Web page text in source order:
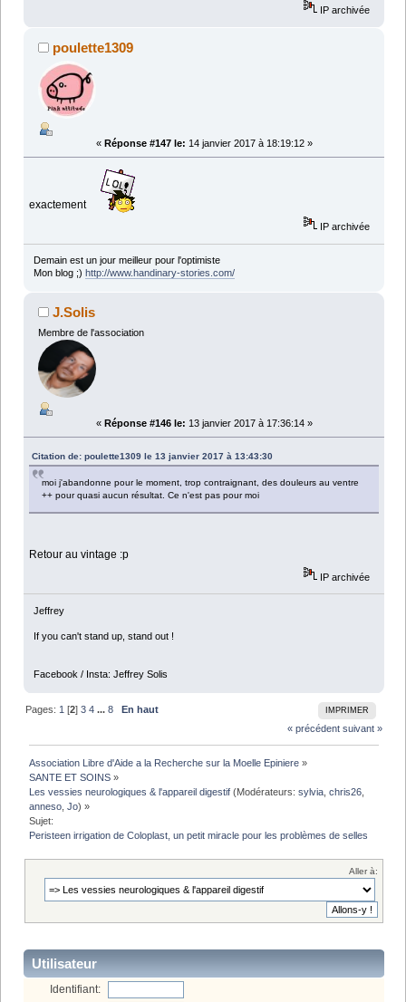
IP archivée
poulette1309
« Réponse #147 le: 14 janvier 2017 à 18:19:12 »
exactement
IP archivée
Demain est un jour meilleur pour l'optimiste
Mon blog ;) http://www.handinary-stories.com/
J.Solis
Membre de l'association
« Réponse #146 le: 13 janvier 2017 à 17:36:14 »
Citation de: poulette1309 le 13 janvier 2017 à 13:43:30
moi j'abandonne pour le moment, trop contraignant, des douleurs au ventre
++ pour quasi aucun résultat. Ce n'est pas pour moi
Retour au vintage :p
IP archivée
Jeffrey
If you can't stand up, stand out !
Facebook / Insta: Jeffrey Solis
IMPRIMER
Pages: 1 [2]3 4 ...8
En haut
« précédent suivant »
Association Libre d'Aide a la Recherche sur la Moelle Epiniere »
SANTE ET SOINS »
Les vessies neurologiques & l'appareil digestif (Modérateurs:sylvia ,chris26
anneso ,Jo) »
Sujet:
Peristeen irrigation de Coloplast, un petit miracle pour les problèmes de selles
Aller à:
Utilisateur
Identifiant: